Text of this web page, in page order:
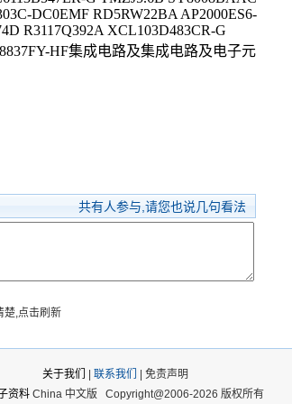
DC0EMF RD5RW22BA AP2000ES6-
R3117Q392A XCL103D483CR-G
HF集成电路及集成电路及电子元
共有人参与,请您也说几句看法
楚,点击刷新
关于我们 联系我们
| 免责声明
资料China 中文版 Copyright@2006-2026 版权所有